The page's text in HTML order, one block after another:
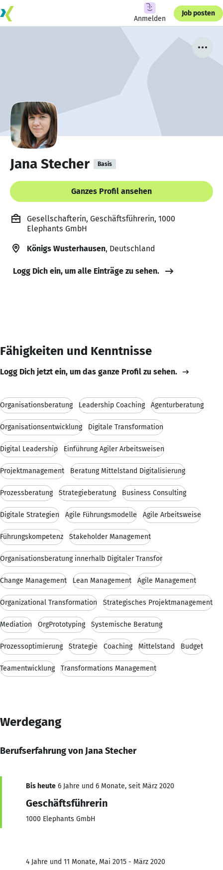
Anmelden
Job posten
Jana Stecher Basis
Ganzes Profil ansehen
Gesellschafterin, Geschäftsführerin, 1000
Elephants GmbH
Königs Wusterhausen, Deutschland
Logg Dich ein, um alle Einträge zu sehen.
Fähigkeiten und Kenntnisse
Logg Dich jetzt ein, um das ganze Profil zu sehen.
Organisationsberatung Leadership Coaching Agenturberatung
Organisationsentwicklung Digitale Transformation
Digital Leadership Einführung Agiler Arbeitsweisen
Projektmanagement Beratung Mittelstand Digitalisierung
Prozessberatung Strategieberatung Business Consulting
Digitale Strategien Agile Führungsmodelle Agile Arbeitsweise
Führungskompetenz Stakeholder Management
Organisationsberatung innerhalb Digitaler Transfor
Change Management Lean Management Agile Management
Organizational Transformation Strategisches Projektmanagement
Mediation OrgPrototyping Systemische Beratung
Prozessoptimierung Strategie Coaching Mittelstand Budget
Teamentwicklung Transformations Management
Werdegang
Berufserfahrung von Jana Stecher
Bis heute 6 Jahre und 6 Monate, seit März 2020
Geschäftsführerin
1000 Elephants GmbH
4 Jahre und 11 Monate, Mai 2015 - März 2020